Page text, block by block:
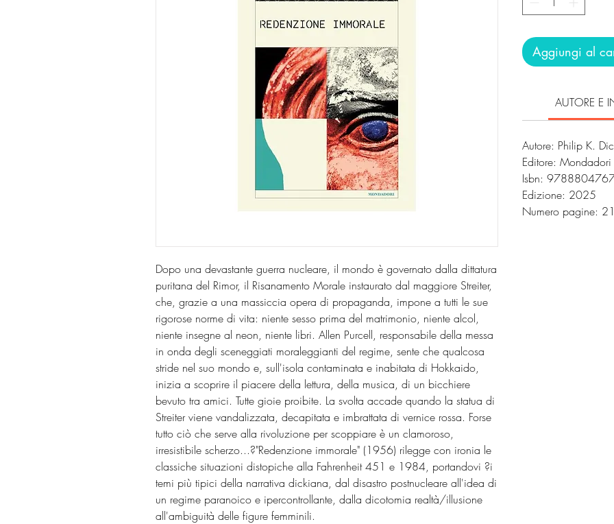
Dopo una devastante guerra nucleare, il mondo è governato dalla dittatura
puritana del Rimor, il Risanamento Morale instaurato dal maggiore Streiter,
che, grazie a una massiccia opera di propaganda, impone a tutti le sue
rigorose norme di vita: niente sesso prima del matrimonio, niente alcol,
niente insegne al neon, niente libri. Allen Purcell, responsabile della messa
in onda degli sceneggiati moraleggianti del regime, sente che qualcosa
stride nel suo mondo e, sull'isola contaminata e inabitata di Hokkaido,
inizia a scoprire il piacere della lettura, della musica, di un bicchiere
bevuto tra amici. Tutte gioie proibite. La svolta accade quando la statua di
Streiter viene vandalizzata, decapitata e imbrattata di vernice rossa. Forse
tutto ciò che serve alla rivoluzione per scoppiare è un clamoroso,
irresistibile scherzo...?"Redenzione immorale" (1956) rilegge con ironia le
classiche situazioni distopiche alla Fahrenheit 451 e 1984, portandovi ?i
temi più tipici della narrativa dickiana, dal disastro postnucleare all'idea di
un regime paranoico e ipercontrollante, dalla dicotomia realtà/illusione
all'ambiguità delle figure femminili.
Aggiungi al
AUTORE E
Autore: Philip K.
Editore: Mondadori
Isbn:
Edizione: 2025
Numero pagine: